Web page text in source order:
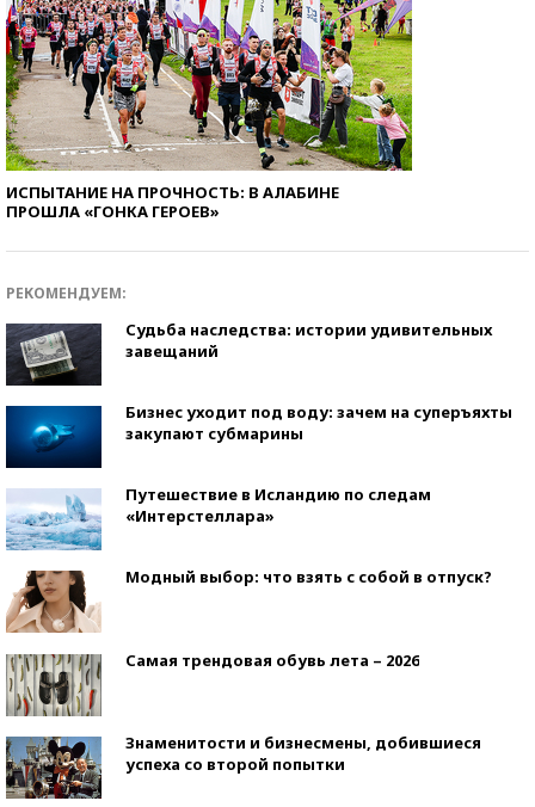
ИСПЫТАНИЕ НА ПРОЧНОСТЬ: В АЛАБИНЕ
ПРОШЛА «ГОНКА ГЕРОЕВ»
РЕКОМЕНДУЕМ:
Судьба наследства: истории удивительных
завещаний
Бизнес уходит под воду: зачем на суперъяхты
закупают субмарины
Путешествие в Исландию по следам
«Интерстеллара»
Модный выбор: что взять с собой в отпуск?
Самая трендовая обувь лета – 2026
Знаменитости и бизнесмены, добившиеся
успеха со второй попытки